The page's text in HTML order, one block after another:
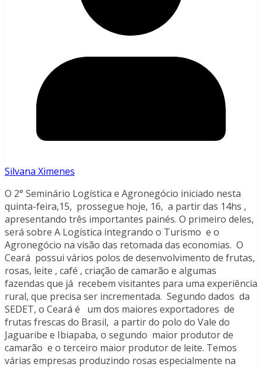
Silvana Ximenes
O 2° Seminário Logística e Agronegócio iniciado nesta
quinta-feira,15, prossegue hoje, 16, a partir das 14hs ,
apresentando três importantes painés. O primeiro deles,
será sobre A Logística integrando o Turismo e o
Agronegócio na visão das retomada das economias. O
Ceará possui vários polos de desenvolvimento de frutas,
rosas, leite , café , criação de camarão e algumas
fazendas que já recebem visitantes para uma experiência
rural, que precisa ser incrementada. Segundo dados da
SEDET, o Ceará é um dos maiores exportadores de
frutas frescas do Brasil, a partir do polo do Vale do
Jaguaribe e Ibiapaba, o segundo maior produtor de
camarão e o terceiro maior produtor de leite. Temos
várias empresas produzindo rosas especialmente na